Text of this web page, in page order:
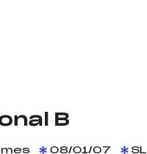
B
08/01/07 SL